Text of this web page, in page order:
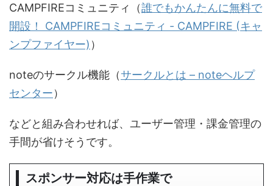
CAMPFIREコミュニティ（誰でもかんたんに無料で
開設！ CAMPFIREコミュニティ - CAMPFIRE (キャ
ンプファイヤー) ）
noteのサークル機能（サークルとは – noteヘルプ
センター）
などと組み合わせれば、ユーザー管理・課金管理の
手間が省けそうです。
スポンサー対応は手作業で